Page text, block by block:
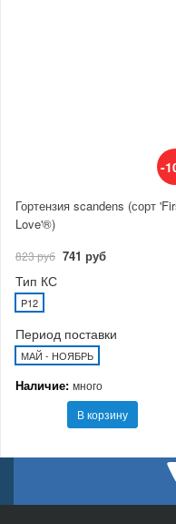
-
Гортензия scandens (сорт
Love'®)
823 руб 741 руб
Тип КС
P12
Период поставки
МАЙ - НОЯБРЬ
Наличие: много
В корзину